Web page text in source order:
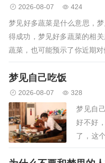
她觉得
者有所
2026-08-07 424
梦见好多蔬菜是什么意思，
得成功，梦见好多蔬菜的相关周公解梦。 1.
蔬菜，也可能预示了你近期对健康饮
好多蔬菜，预示着事业上。你会通
去种好…
梦见自己吃饭
2026-08-07 328
梦见自
好不好
了，这
吃饭，